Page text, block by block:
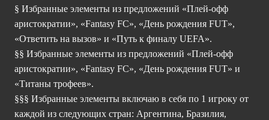
§ Избранные элементы из предложений «Плей-офф
аристократии», «Fantasy FC», «День рождения FUT»,
«Ответить на вызов» и «Путь к финалу UEFA».
§§ Избранные элементы из предложений «Плей-офф
аристократии», «Fantasy FC», «День рождения FUT» и
«Титаны трофеев».
§§§ Избранные элементы включаю в себя по 1 игроку от
каждой из следующих стран: Аргентина, Бразилия,